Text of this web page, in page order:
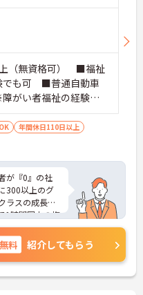
（無資格可） ■福祉
でも可 ■普通自動車
がい者福祉の経験は
2年以上の方、障がい
お持ちの方大歓迎
年間休日110日以上
が『0』の社
300以上のグ
ラスの成長企
1時間圏内の複
パートスタッ
ョンです。
スタッフの身
与されるこ
年間休日114
無料 紹介してもらう